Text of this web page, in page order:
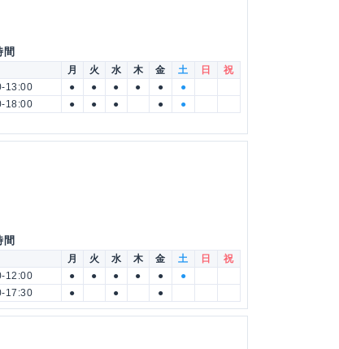
間
月 火 水 木 金 土 日
祝
13:00
● ● ● ● ●
●
18:00
● ● ● ● ●
間
月 火 水 木 金 土 日
祝
12:00
● ● ● ● ●
●
17:30
● ● ●